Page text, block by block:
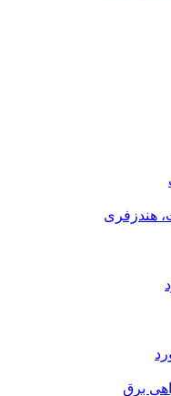
هندزفری
برق